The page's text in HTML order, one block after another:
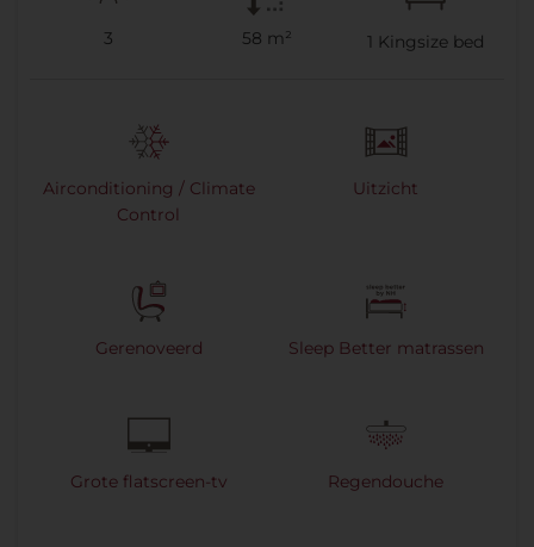
3 58 m² 1 Kingsize bed
Airconditioning / Climate
Control
Uitzicht
Gerenoveerd Sleep Better matrassen
Grote flatscreen-tv Regendouche